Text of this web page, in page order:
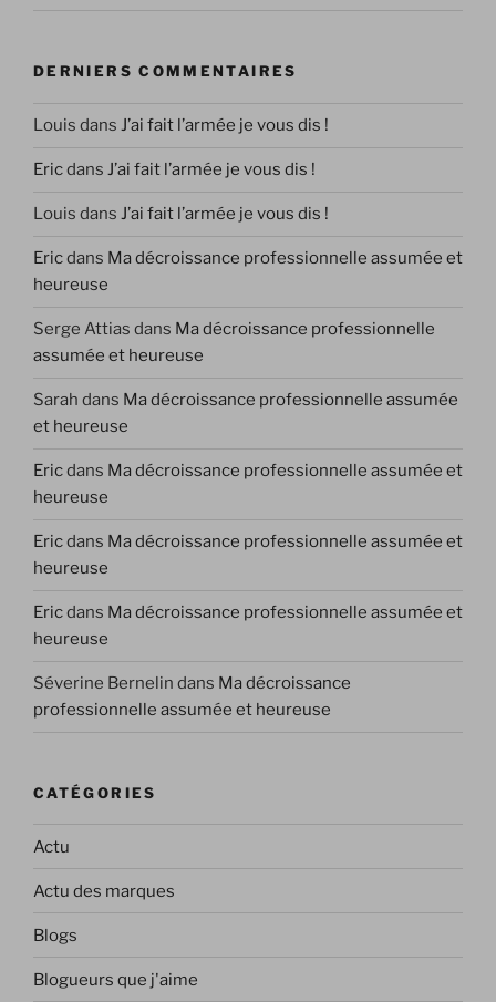
DERNIERS COMMENTAIRES
Louis dans J’ai fait l’armée je vous dis !
Ericdans J’ai fait l’armée je vous dis !
Louis dans J’ai fait l’armée je vous dis !
Ericdans Ma décroissance professionnelle assumée et
heureuse
Serge Attias dans Ma décroissance professionnelle
assumée et heureuse
Sarah dans Ma décroissance professionnelle assumée
et heureuse
Ericdans Ma décroissance professionnelle assumée et
heureuse
Ericdans Ma décroissance professionnelle assumée et
heureuse
Ericdans Ma décroissance professionnelle assumée et
heureuse
Séverine Bernelin dans Ma décroissance
professionnelle assumée et heureuse
CATÉGORIES
Actu
Actu des marques
Blogs
Blogueurs que j'aime